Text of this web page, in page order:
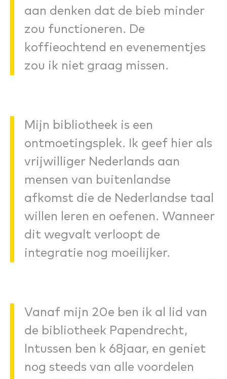
aan denken dat de bieb minder
zou functioneren. De
koffieochtend en evenementjes
zou ik niet graag missen.
Mijn bibliotheek is een
ontmoetingsplek. Ik geef hier als
vrijwilliger Nederlands aan
mensen van buitenlandse
afkomst die de Nederlandse taal
willen leren en oefenen. Wanneer
dit wegvalt verloopt de
integratie nog moeilijker.
Vanaf mijn 20e ben ik al lid van
de bibliotheek Papendrecht,
Intussen ben k 68jaar, en geniet
nog steeds van alle voordelen